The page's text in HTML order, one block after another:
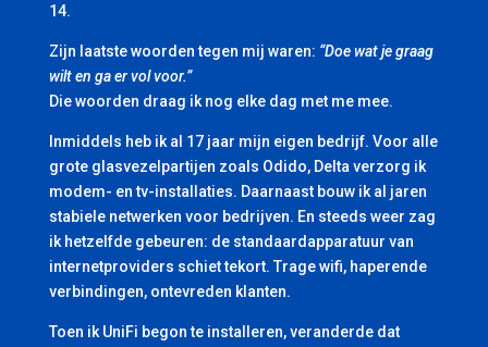
14.
Zijn laatste woorden tegen mij waren: “Doe wat je graag
wilt en ga er vol voor.”
Die woorden draag ik nog elke dag met me mee.
Inmiddels heb ik al 17 jaar mijn eigen bedrijf. Voor alle
grote glasvezelpartijen zoals Odido, Delta verzorg ik
modem- en tv-installaties. Daarnaast bouw ik al jaren
stabiele netwerken voor bedrijven. En steeds weer zag
ik hetzelfde gebeuren: de standaardapparatuur van
internetproviders schiet tekort. Trage wifi, haperende
verbindingen, ontevreden klanten.
Toen ik UniFi begon te installeren, veranderde dat